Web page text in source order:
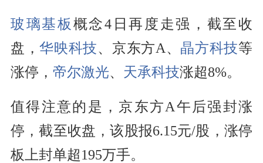
玻璃基板 概念4日再度走强，截至收
盘，华映科技、京东方A、 晶方科技等
涨停， 帝尔激光、 天承科技涨超8%。
值得注意的是，京东方A午后强封涨
停，截至收盘，该股报6.15元/股，涨停
板上封单超195万手。